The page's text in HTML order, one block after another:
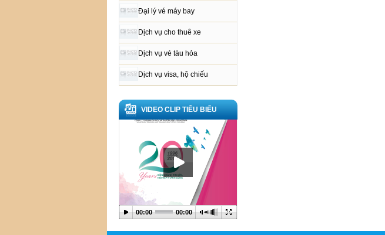
Đại lý vé máy bay
Dịch vụ cho thuê xe
Dịch vụ vé tàu hỏa
Dịch vụ visa, hộ chiếu
VIDEO CLIP TIÊU BIỂU
00:00 00:00